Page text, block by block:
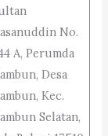
No.
A, Perumda
Desa
Kec.
Selatan,